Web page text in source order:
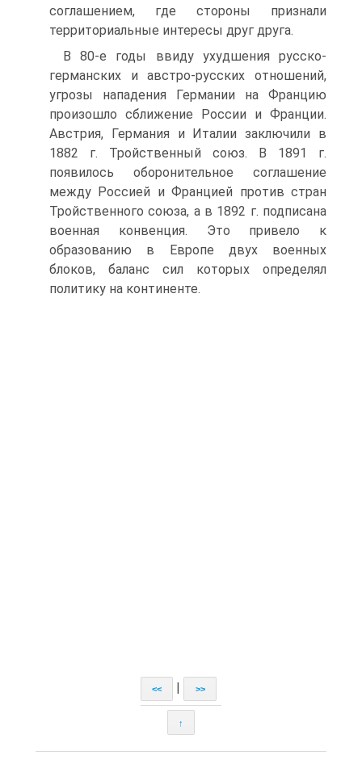
соглашением, где стороны признали
территориальные интересы друг друга.
В 80-е годы ввиду ухудшения русско-
германских и австро-русских отношений,
угрозы нападения Германии на Францию
произошло сближение России и Франции.
Австрия, Германия и Италии заключили в
1882 г. Тройственный союз. В 1891 г.
появилось оборонительное соглашение
между Россией и Францией против стран
Тройственного союза, а в 1892 г. подписана
военная конвенция. Это привело к
образованию в Европе двух военных
блоков, баланс сил которых определял
политику на континенте.
<< >>
↑